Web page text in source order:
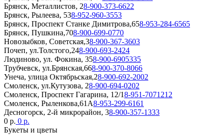
Брянск, Металлистов, 28-900-373-6622
Брянск, Рылеева, 538-952-960-3553
Брянск, Проспект Станке Димитрова,658-953-284-6565
Брянск, Пушкина,708-900-699-0770
Новозыбков, Советская,38-900-367-3603
Почеп, ул.Толстого,248-900-693-2424
Людиново, ул. Фокина, 358-900-6905335
Трубчевск, ул.Брянская,668-900-370-8066
Унеча, улица Октябрьская,28-900-692-2002
Смоленск, ул.Кутузова, 28-900-694-0202
Смоленск, Проспект Гагарина, 12/18-951-7071212
Смоленск, Рыленкова,61А8-953-299-6161
Десногорск, 2-й микрорайон, 38-900-357-1333
0 р. 0 р.
Букеты и цветы